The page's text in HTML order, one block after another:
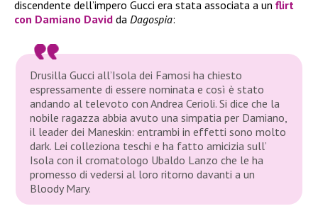
discendente dell’impero Gucci era stata associata a un flirt
con Damiano David da Dagospia:
Drusilla Gucci all’Isola dei Famosi ha chiesto
espressamente di essere nominata e così è stato
andando al televoto con Andrea Cerioli. Si dice che la
nobile ragazza abbia avuto una simpatia per Damiano,
il leader dei Maneskin: entrambi in effetti sono molto
dark. Lei colleziona teschi e ha fatto amicizia sull’
Isola con il cromatologo Ubaldo Lanzo che le ha
promesso di vedersi al loro ritorno davanti a un
Bloody Mary.